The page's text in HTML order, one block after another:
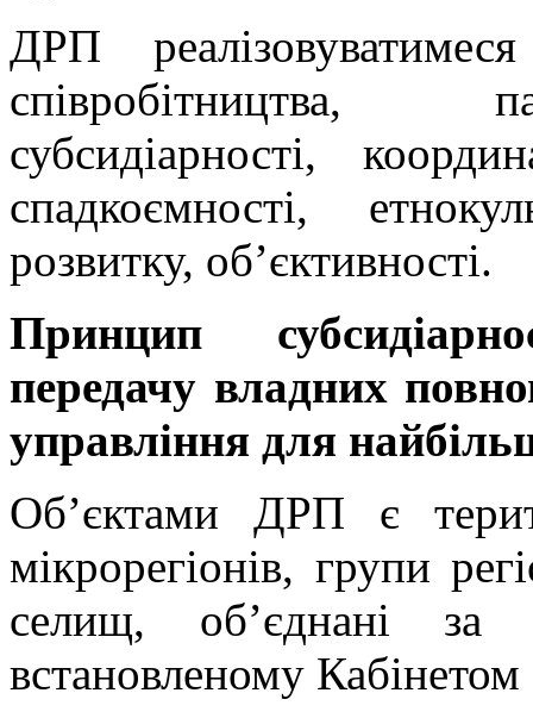
ДРП
співробітництва,
субсидіарності,
спадкоємності,
розвитку, об’єктивності.
Принцип
передачу владних
управління для
Об’єктами ДРП є
мікрорегіонів, групи
селищ, об’єднані
встановленому Кабінетом